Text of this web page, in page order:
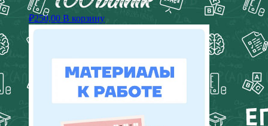
₽250,00 В корзину